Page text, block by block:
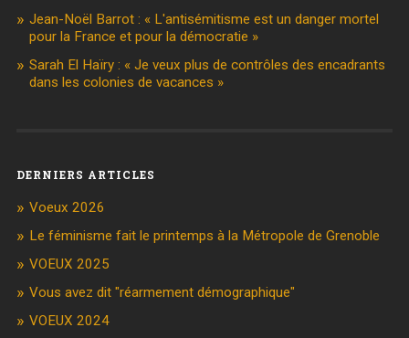
Jean-Noël Barrot : « L'antisémitisme est un danger mortel
pour la France et pour la démocratie »
Sarah El Haïry : « Je veux plus de contrôles des encadrants
dans les colonies de vacances »
DERNIERS ARTICLES
Voeux 2026
Le féminisme fait le printemps à la Métropole de Grenoble
VOEUX 2025
Vous avez dit "réarmement démographique"
VOEUX 2024